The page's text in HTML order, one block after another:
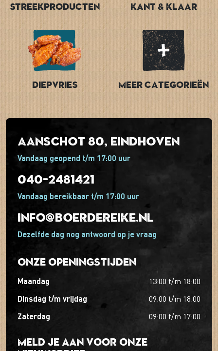
Streekproducten Kant & Klaar
Diepvries Meer categorieën
Aanschot 80, Eindhoven
Vandaag geopend t/m 17:00 uur
040-2481421
Vandaag bereikbaar t/m 17:00 uur
info@boerdereike.nl
Dezelfde dag nog antwoord op je vraag
Onze openingstijden
maandag 13:00 t/m 18:00
dinsdag t/m vrijdag 09:00 t/m 18:00
zaterdag 09:00 t/m 17:00
Meld je aan voor onze